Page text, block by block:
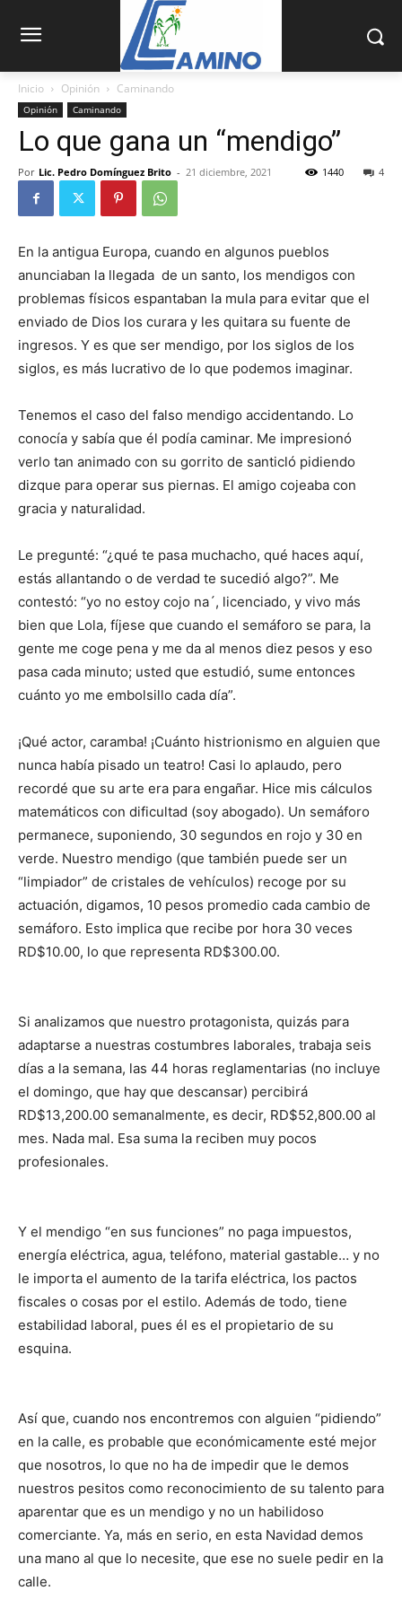
Inicio Opinión Caminando
Opinión Caminando
Lo que gana un “mendigo”
Por Lic. Pedro Domínguez Brito - 21 diciembre, 2021 4
1440
En la antigua Europa, cuando en algunos pueblos
anunciaban la llegada de un santo, los mendigos con
problemas físicos espantaban la mula para evitar que el
enviado de Dios los curara y les quitara su fuente de
ingresos. Y es que ser mendigo, por los siglos de los
siglos, es más lucrativo de lo que podemos imaginar.
Tenemos el caso del falso mendigo accidentando. Lo
conocía y sabía que él podía caminar. Me impresionó
verlo tan animado con su gorrito de santicló pidiendo
dizque para operar sus piernas. El amigo cojeaba con
gracia y naturalidad.
Le pregunté: “¿qué te pasa muchacho, qué haces aquí,
estás allantando o de verdad te sucedió algo?”. Me
contestó: “yo no estoy cojo na´, licenciado, y vivo más
bien que Lola, fíjese que cuando el semáforo se para, la
gente me coge pena y me da al menos diez pesos y eso
pasa cada minuto; usted que estudió, sume entonces
cuánto yo me embolsillo cada día”.
¡Qué actor, caramba! ¡Cuánto histrionismo en alguien que
nunca había pisado un teatro! Casi lo aplaudo, pero
recordé que su arte era para engañar. Hice mis cálculos
matemáticos con dificultad (soy abogado). Un semáforo
permanece, suponiendo, 30 segundos en rojo y 30 en
verde. Nuestro mendigo (que también puede ser un
“limpiador” de cristales de vehículos) recoge por su
actuación, digamos, 10 pesos promedio cada cambio de
semáforo. Esto implica que recibe por hora 30 veces
RD$10.00, lo que representa RD$300.00.
Si analizamos que nuestro protagonista, quizás para
adaptarse a nuestras costumbres laborales, trabaja seis
días a la semana, las 44 horas reglamentarias (no incluye
el domingo, que hay que descansar) percibirá
RD$13,200.00 semanalmente, es decir, RD$52,800.00 al
mes. Nada mal. Esa suma la reciben muy pocos
profesionales.
Y el mendigo “en sus funciones” no paga impuestos,
energía eléctrica, agua, teléfono, material gastable… y no
le importa el aumento de la tarifa eléctrica, los pactos
fiscales o cosas por el estilo. Además de todo, tiene
estabilidad laboral, pues él es el propietario de su
esquina.
Así que, cuando nos encontremos con alguien “pidiendo”
en la calle, es probable que económicamente esté mejor
que nosotros, lo que no ha de impedir que le demos
nuestros pesitos como reconocimiento de su talento para
aparentar que es un mendigo y no un habilidoso
comerciante. Ya, más en serio, en esta Navidad demos
una mano al que lo necesite, que ese no suele pedir en la
calle.